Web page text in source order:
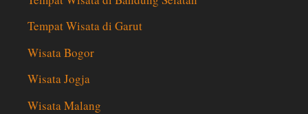
Tempat Wisata di Garut
Wisata Bogor
Wisata Jogja
Wisata Malang